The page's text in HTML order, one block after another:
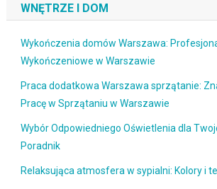
WNĘTRZE I DOM
Wykończenia domów Warszawa:
Wykończeniowe w Warszawie
Praca dodatkowa Warszawa sprzątanie:
Pracę w Sprzątaniu w Warszawie
Wybór Odpowiedniego Oświetlenia dla
Poradnik
Relaksująca atmosfera w sypialni: Kolory i